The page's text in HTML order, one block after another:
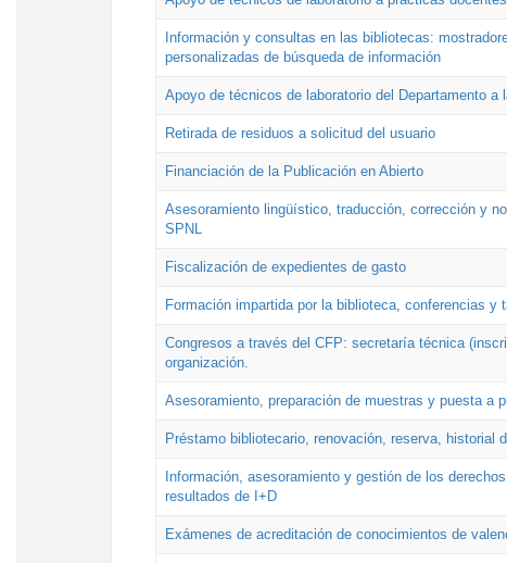
Información y consultas en las bibliotecas:
personalizadas de búsqueda de información
Apoyo de técnicos de laboratorio del Departamento a
Retirada de residuos a solicitud del usuario
Financiación de la Publicación en Abierto
Asesoramiento lingüístico, traducción, corrección y
SPNL
Fiscalización de expedientes de gasto
Formación impartida por la biblioteca, conferencias
Congresos a través del CFP: secretaría técnica
organización.
Asesoramiento, preparación de muestras y puesta a
Préstamo bibliotecario, renovación, reserva, historial
Información, asesoramiento y gestión de los
resultados de I+D
Exámenes de acreditación de conocimientos de